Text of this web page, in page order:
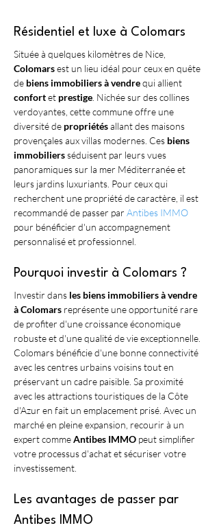
Résidentiel et luxe à Colomars
Située à quelques kilomètres de Nice,
Colomars est un lieu idéal pour ceux en quête
de biens immobiliers à vendre qui allient
confort et prestige . Nichée sur des collines
verdoyantes, cette commune offre une
diversité de propriétés allant des maisons
provençales aux villas modernes. Ces biens
immobiliers séduisent par leurs vues
panoramiques sur la mer Méditerranée et
leurs jardins luxuriants. Pour ceux qui
recherchent une propriété de caractère, il est
recommandé de passer par Antibes IMMO
pour bénéficier d'un accompagnement
personnalisé et professionnel.
Pourquoi investir à Colomars ?
Investir dans les biens immobiliers à vendre
à Colomars représente une opportunité rare
de profiter d'une croissance économique
robuste et d'une qualité de vie exceptionnelle.
Colomars bénéficie d'une bonne connectivité
avec les centres urbains voisins tout en
préservant un cadre paisible. Sa proximité
avec les attractions touristiques de la Côte
d'Azur en fait un emplacement prisé. Avec un
marché en pleine expansion, recourir à un
expert comme Antibes IMMO peut simplifier
votre processus d'achat et sécuriser votre
investissement.
Les avantages de passer par
Antibes IMMO